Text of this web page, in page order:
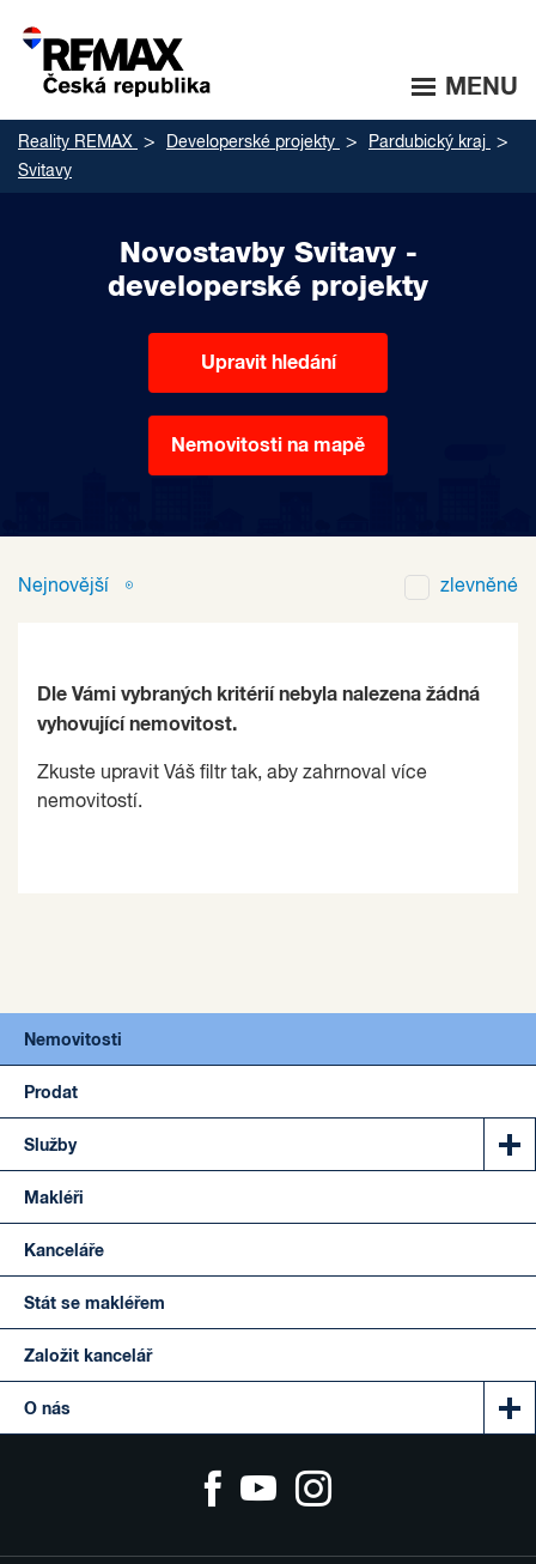
MENU
Reality REMAX Developerské projekty
Pardubický kraj
Svitavy
Novostavby Svitavy -
developerské projekty
Upravit hledání
Nemovitosti na mapě
Nejnovější zlevněné
Dle Vámi vybraných kritérií nebyla nalezena žádná
vyhovující nemovitost.
Zkuste upravit Váš filtr tak, aby zahrnoval více
nemovitostí.
Nemovitosti
Prodat
Služby
Makléři
Kanceláře
Stát se makléřem
Založit kancelář
O nás